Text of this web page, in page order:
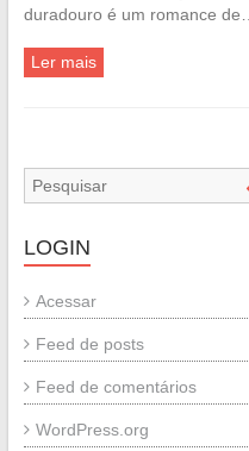
duradouro é um romance de…
Ler mais
LOGIN
Acessar
Feed de posts
Feed de comentários
WordPress.org